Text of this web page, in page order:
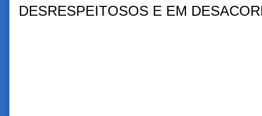
DESRESPEITOSOS E EM